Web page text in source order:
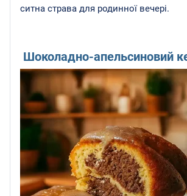
ситна страва для родинної вечері.
Шоколадно-апельсиновий